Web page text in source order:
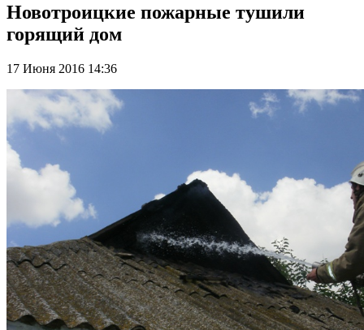
Новотроицкие пожарные тушили
горящий дом
17 Июня 2016 14:36